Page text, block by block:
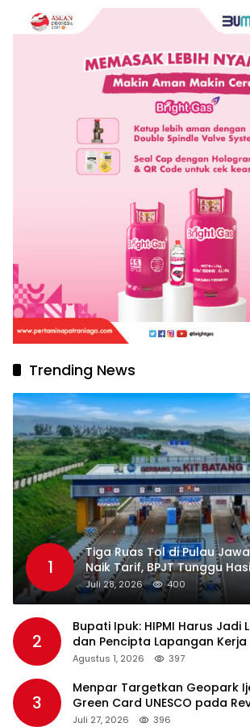
Keislaman
Trending News
1
Tiga Ruas Tol di Pulau
Naik Tarif, BPJT Tunggu
Standar Pelayanan
Juli 28, 2026 400
2
Bupati Ipuk: HIPMI Harus
dan Pencipta Lapangan Kerja
Agustus 1, 2026 397
3
Menpar Targetkan Geopark
Green Card UNESCO pada
2026
Juli 27, 2026 396